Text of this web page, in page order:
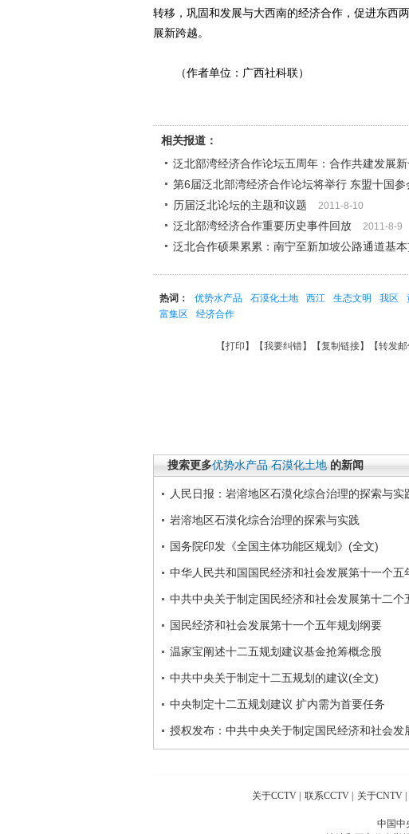
转移，巩固和发展与大西南的经济合作，促进东西
展新跨越。
（作者单位：广西社科联）
相关报道：
泛北部湾经济合作论坛五周年：合作共建发展新
第6届泛北部湾经济合作论坛将举行 东盟十国参
历届泛北论坛的主题和议题 2011-8-10
泛北部湾经济合作重要历史事件回放 2011-8-9
泛北合作硕果累累：南宁至新加坡公路通道基本
热词： 优势水产品 石漠化土地 西江 生态文明 我区
富集区
经济合作
【打印 】【我要纠错】【复制链接】【转发
搜索更多优势水产品 石漠化土地 的新闻
人民日报：岩溶地区石漠化综合治理的探索与实
岩溶地区石漠化综合治理的探索与实践
国务院印发《全国主体功能区规划》(全文)
中华人民共和国国民经济和社会发展第十一个五
中共中央关于制定国民经济和社会发展第十二个
国民经济和社会发展第十一个五年规划纲要
温家宝阐述十二五规划建议基金抢筹概念股
中共中央关于制定十二五规划的建议(全文)
中央制定十二五规划建议 扩内需为首要任务
授权发布：中共中央关于制定国民经济和社会发
关于CCTV 联系CCTV 关于CNTV
中国中